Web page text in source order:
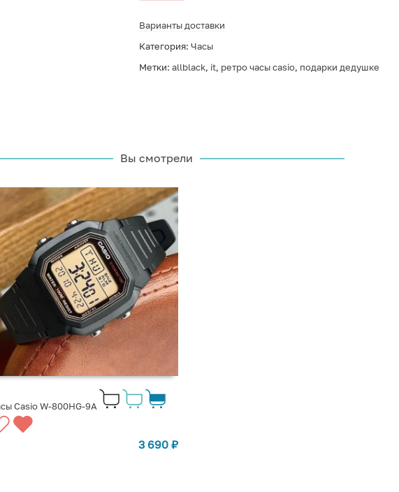
Варианты доставки
Категория: Часы
Метки: allblack, it, ретро часы casio, подарки дедушке
Вы смотрели
Casio W-800HG-9A
3 690₽